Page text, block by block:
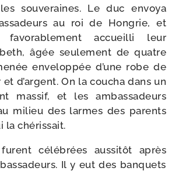
sou­ve­raines. Le duc envoya
au roi de Hongrie, et
favo­ra­ble­ment accueilli leur
âgée seule­ment de quatre
enve­lop­pée d’une robe de
et d’argent. On la cou­cha dans un
mas­sif, et les ambas­sa­deurs
milieu des larmes des parents
la chérissait.
célé­brées aus­si­tôt après
Il y eut des ban­quets